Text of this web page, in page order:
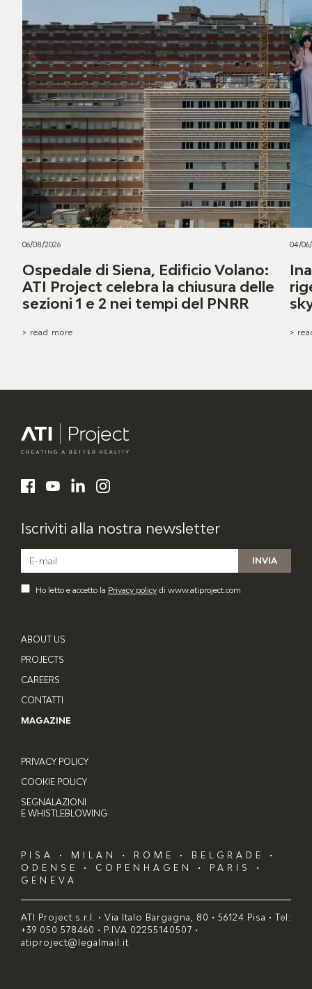
06/08/2026
Ospedale di Siena, Edificio Volano:
ATI Project celebra la chiusura delle
sezioni 1 e 2 nei tempi del PNRR
> read more
04/
>
ABOUT US
PROJECTS
CAREERS
CONTATTI
MAGAZINE
PRIVACY POLICY
COOKIE POLICY
SEGNALAZIONI
E WHISTLEBLOWING
Facebook
YouTubeLinkedInInstagram
Iscriviti alla nostra newsletter
Ho letto e accetto la Privacy policy di www.atiproject.com
PISA • MILAN • ROME • BELGRADE •
ODENSE • COPENHAGEN • PARIS •
GENEVA
ATI Project s.r.l. • Via Italo Bargagna, 80 • 56124 Pisa • Tel:
+39 050 578460 • P.IVA 02255140507 •
atiproject@legalmail.it